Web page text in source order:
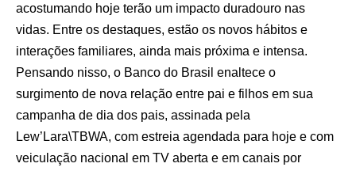
acostumando hoje terão um impacto duradouro nas
vidas. Entre os destaques, estão os novos hábitos e
interações familiares, ainda mais próxima e intensa.
Pensando nisso, o Banco do Brasil enaltece o
surgimento de nova relação entre pai e filhos em sua
campanha de dia dos pais, assinada pela
Lew’Lara\TBWA, com estreia agendada para hoje e com
veiculação nacional em TV aberta e em canais por